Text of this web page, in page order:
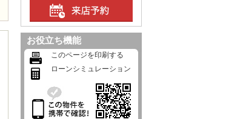
お役立ち機能
このページを印刷する
ローンシミュレーション